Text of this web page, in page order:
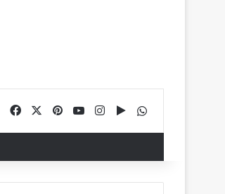
FacebookPinterestYouTubeInstagram
Google Play